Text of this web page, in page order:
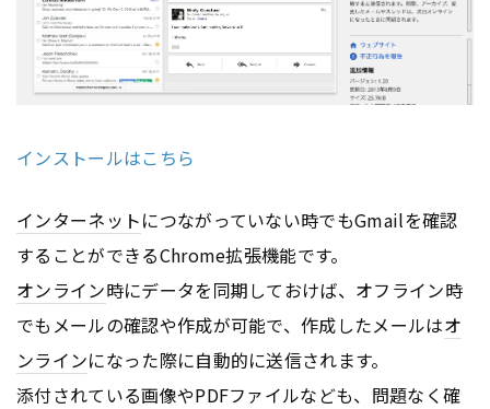
インストールはこちら
インターネットにつながっていない時でもGmailを確認
することができるChrome拡張機能です。
オンライン時にデータを同期しておけば、オフライン時
でもメールの確認や作成が可能で、作成したメールはオ
ンラインになった際に自動的に送信されます。
添付されている画像やPDFファイルなども、問題なく確